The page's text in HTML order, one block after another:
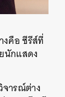
งคือ ซีรีส์ที่
นักแสดง
ารณ์ต่าง